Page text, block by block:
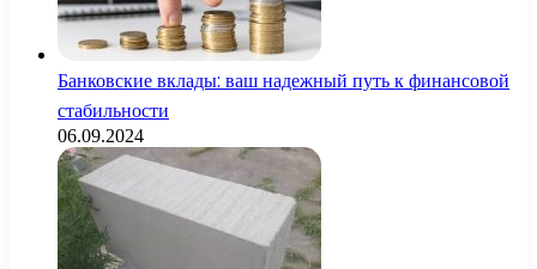
Банковские вклады: ваш надежный путь к финансовой
стабильности
06.09.2024